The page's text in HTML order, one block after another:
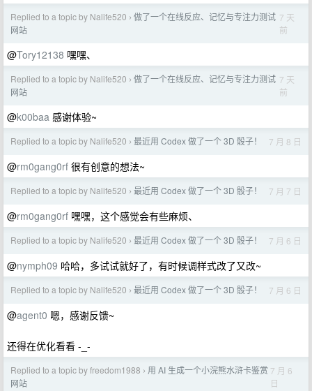
Replied to a topic by Nalife520 › 做了一个在线反应、记忆与专注力测试
网站
7 天
前
@Tory12138 嘿嘿、
Replied to a topic by Nalife520 › 做了一个在线反应、记忆与专注力测试
网站
7 天
前
@k00baa 感谢体验~
Replied to a topic by Nalife520 › 最近用 Codex 做了一个 3D 骰子！ 7 月 8 日
@rm0gang0rf 很有创意的想法~
Replied to a topic by Nalife520 › 最近用 Codex 做了一个 3D 骰子！ 7 月 7 日
@rm0gang0rf 嘿嘿，这个感觉会有些麻烦、
Replied to a topic by Nalife520 › 最近用 Codex 做了一个 3D 骰子！ 7 月 6 日
@nymph09 哈哈，多试试就好了，有时候调样式改了又改~
Replied to a topic by Nalife520 › 最近用 Codex 做了一个 3D 骰子！ 7 月 6 日
@agent0 嗯，感谢反馈~
还得在优化看看 -_-
Replied to a topic by freedom1988 › 用 AI 生成一个小浣熊水浒卡鉴赏
网站
7 月 6
日